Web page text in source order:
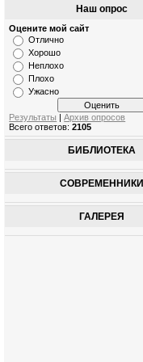
Наш опрос
Оцените мой сайт
Отлично
Хорошо
Неплохо
Плохо
Ужасно
Результаты |Архив опросов
Всего ответов:2105
БИБЛИОТЕКА
СОВРЕМЕННИКИ
ГАЛЕРЕЯ